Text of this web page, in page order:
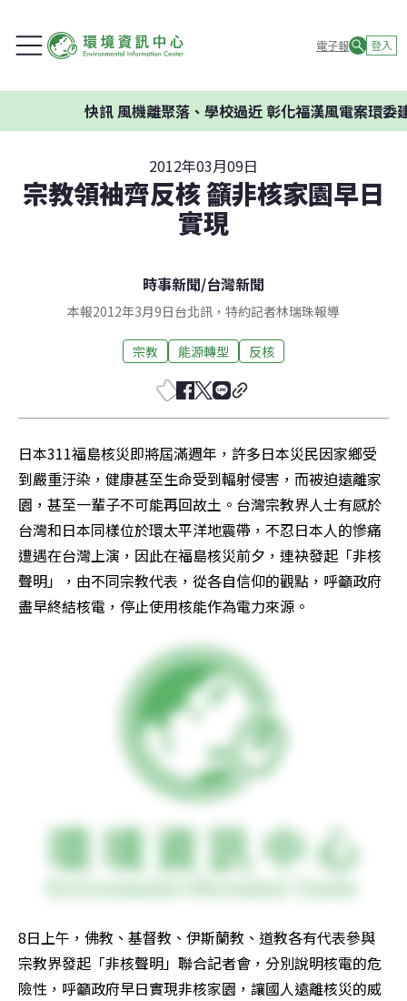
電子報 登入
風機離聚落、學校過近 彰化福漢風電案環委建議不
2012年03月09日
宗教領袖齊反核 籲非核家園早日
實現
時事新聞/台灣新聞
本報2012年3月9日台北訊，特約記者林瑞珠報導
宗教 能源轉型 反核
日本311福島核災即將屆滿週年，許多日本災民因家鄉受
到嚴重汙染，健康甚至生命受到輻射侵害，而被迫遠離家
園，甚至一輩子不可能再回故土。台灣宗教界人士有感於
台灣和日本同樣位於環太平洋地震帶，不忍日本人的慘痛
遭遇在台灣上演，因此在福島核災前夕，連袂發起「非核
聲明」，由不同宗教代表，從各自信仰的觀點，呼籲政府
盡早終結核電，停止使用核能作為電力來源。
8日上午，佛教、基督教、伊斯蘭教、道教各有代表參與
宗教界發起「非核聲明」聯合記者會，分別說明核電的危
險性，呼籲政府早日實現非核家園，讓國人遠離核災的威